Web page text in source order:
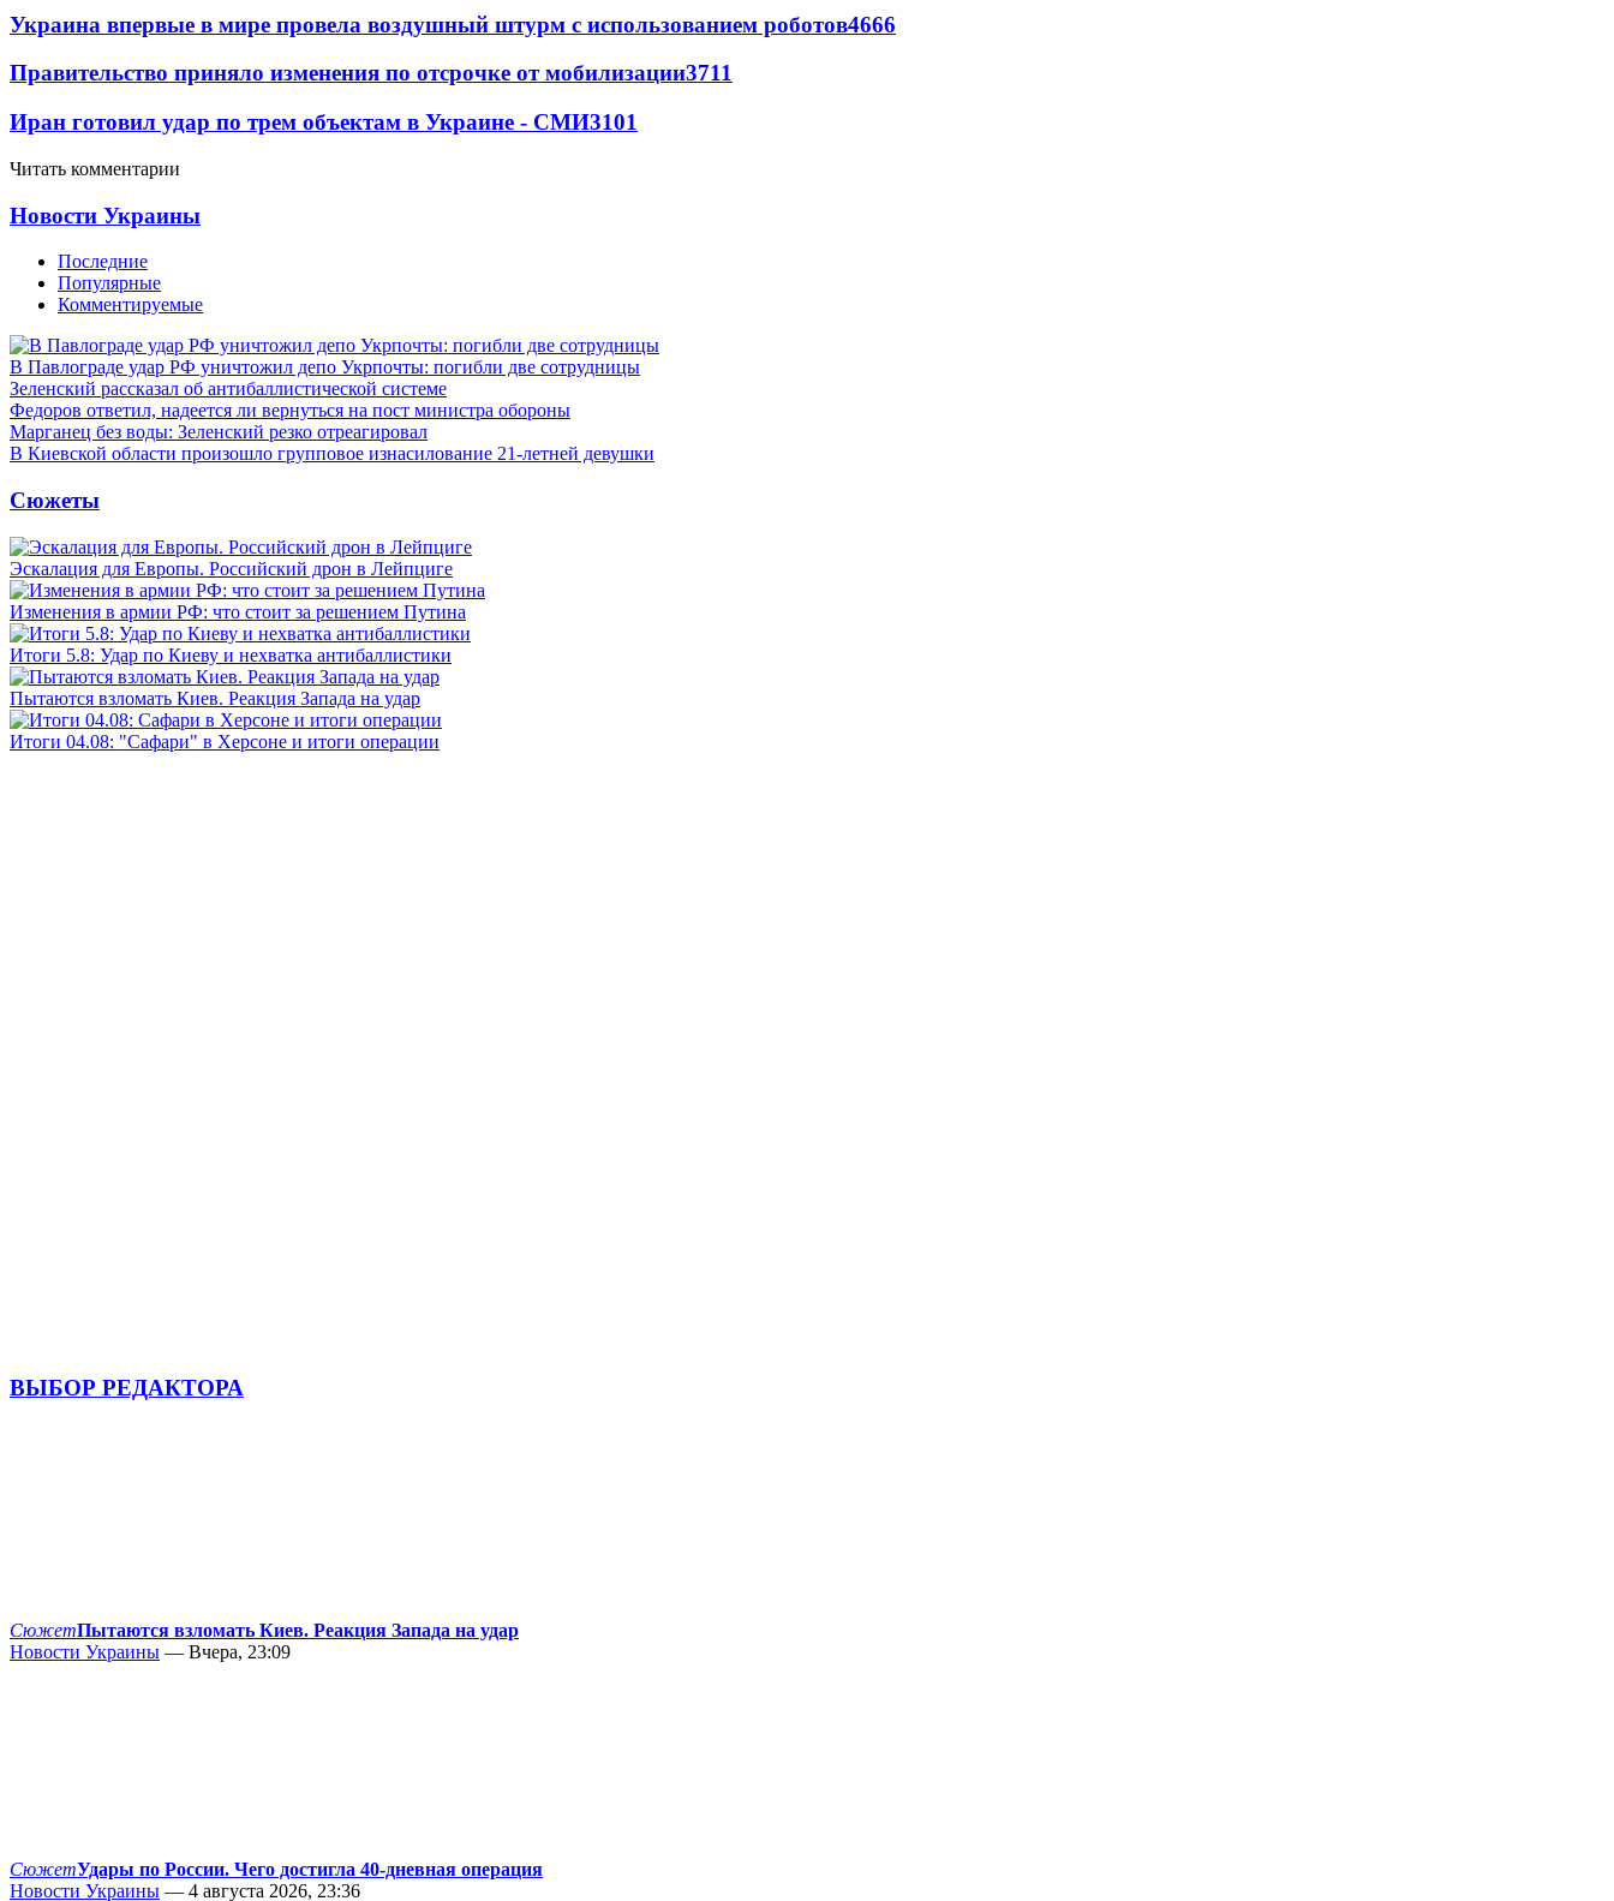
Украина впервые в мире провела воздушный штурм с использованием роботов4666
Правительство приняло изменения по отсрочке от мобилизации3711
Иран готовил удар по трем объектам в Украине - СМИ3101
Читать комментарии
Новости Украины
Последние
Популярные
Комментируемые
В Павлограде удар РФ уничтожил депо Укрпочты: погибли две сотрудницы
Зеленский рассказал об антибаллистической системе
Федоров ответил, надеется ли вернуться на пост министра обороны
Марганец без воды: Зеленский резко отреагировал
В Киевской области произошло групповое изнасилование 21-летней девушки
Сюжеты
Эскалация для Европы. Российский дрон в Лейпциге
Изменения в армии РФ: что стоит за решением Путина
Итоги 5.8: Удар по Киеву и нехватка антибаллистики
Пытаются взломать Киев. Реакция Запада на удар
Итоги 04.08: "Сафари" в Херсоне и итоги операции
ВЫБОР РЕДАКТОРА
СюжетПытаются взломать Киев. Реакция Запада на удар
Новости Украины — Вчера, 23:09
СюжетУдары по России. Чего достигла 40-дневная операция
Новости Украины — 4 августа 2026, 23:36